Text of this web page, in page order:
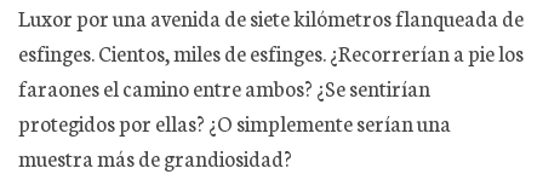
Luxor por una avenida de siete kilómetros flanqueada de
esfinges. Cientos, miles de esfinges. ¿Recorrerían a pie los
faraones el camino entre ambos? ¿Se sentirían
protegidos por ellas? ¿O simplemente serían una
muestra más de grandiosidad?